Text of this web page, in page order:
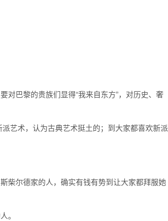
对巴黎的贵族们显得“我来自东方”，对历史、奢
术，认为古典艺术挺土的；到大家都喜欢新派
柴尔德家的人，确实有钱有势到让大家都拜服她
。